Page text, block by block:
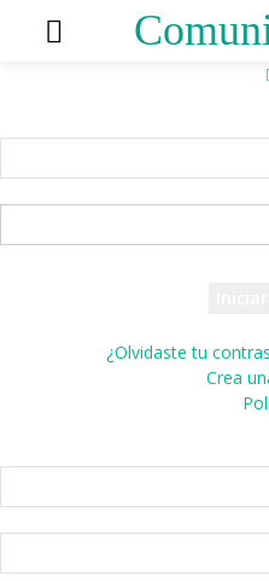
¿Olvidaste tu
Crea